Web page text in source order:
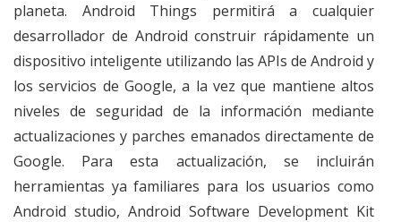
planeta. Android Things permitirá a cualquier
desarrollador de Android construir rápidamente un
dispositivo inteligente utilizando las APIs de Android y
los servicios de Google, a la vez que mantiene altos
niveles de seguridad de la información mediante
actualizaciones y parches emanados directamente de
Google. Para esta actualización, se incluirán
herramientas ya familiares para los usuarios como
Android studio, Android Software Development Kit